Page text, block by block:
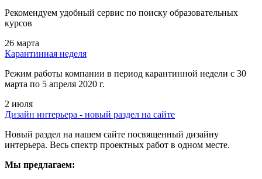
Рекомендуем удобный сервис по поиску образовательных
курсов
26 марта
Карантинная неделя
Режим работы компании в период карантинной недели c 30
марта по 5 апреля 2020 г.
2 июля
Дизайн интерьера - новый раздел на сайте
Новый раздел на нашем сайте посвященный дизайну
интерьера. Весь спектр проектных работ в одном месте.
Мы предлагаем: